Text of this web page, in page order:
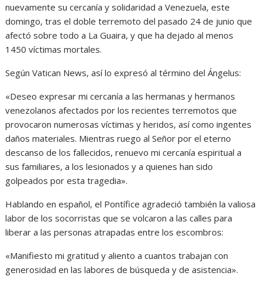
nuevamente su cercanía y solidaridad a Venezuela, este
domingo, tras el doble terremoto del pasado 24 de junio que
afectó sobre todo a La Guaira, y que ha dejado al menos
1450 víctimas mortales.
Según Vatican News, así lo expresó al término del Ángelus:
«Deseo expresar mi cercanía a las hermanas y hermanos
venezolanos afectados por los recientes terremotos que
provocaron numerosas víctimas y heridos, así como ingentes
daños materiales. Mientras ruego al Señor por el eterno
descanso de los fallecidos, renuevo mi cercanía espiritual a
sus familiares, a los lesionados y a quienes han sido
golpeados por esta tragedia».
Hablando en español, el Pontífice agradeció también la valiosa
labor de los socorristas que se volcaron a las calles para
liberar a las personas atrapadas entre los escombros:
«Manifiesto mi gratitud y aliento a cuantos trabajan con
generosidad en las labores de búsqueda y de asistencia».